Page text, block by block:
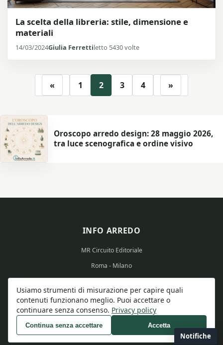
La scelta della libreria: stile, dimensione e
materiali
14/03/2024Giulia Ferrettiletto 5430 volte
« 1 2 3 4 »
Oroscopo arredo design: 28 maggio 2026,
tra luce scenografica e ordine visivo
INFO ARREDO
MR Circuito Editoriale
Roma - Milano
Partita IVA: 15569351008
© 2026 Info Arredo - Tutti i diritti riservati.
Usiamo strumenti di misurazione per capire quali
contenuti funzionano meglio. Puoi accettare o
continuare senza consenso. Privacy policy
Continua senza accettare Accetta
Notifiche